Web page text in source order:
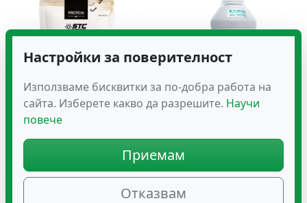
за Специално Развитие
50.11
19.02
Настройки за поверителност
Използваме бисквитки за по-добра работа на
сайта. Изберете какво да разрешите. Научи
повече
Приемам
Отказвам